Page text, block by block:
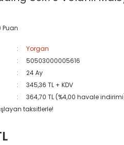
Puan
Yorgan
50503000005616
24 Ay
345,36 TL + KDV
364,70 TL (%4,00 havale
taksitlerle!